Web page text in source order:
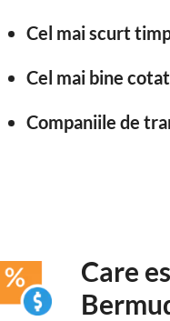
Cel mai scurt
Cel mai bine
Companiile de
Care